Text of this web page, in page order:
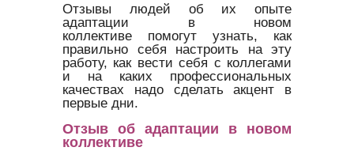
Отзывы людей об их опыте
адаптации в новом
коллективе помогут узнать, как
правильно себя настроить на эту
работу, как вести себя с коллегами
и на каких профессиональных
качествах надо сделать акцент в
первые дни.
Отзыв об адаптации в новом
коллективе